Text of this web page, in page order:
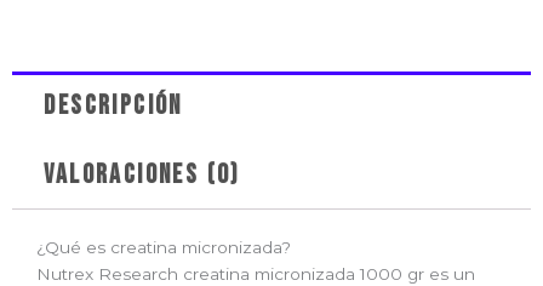
cantidad
Descripción
Valoraciones (0)
¿Qué es creatina micronizada?
Nutrex Research creatina micronizada 1000 gr es un